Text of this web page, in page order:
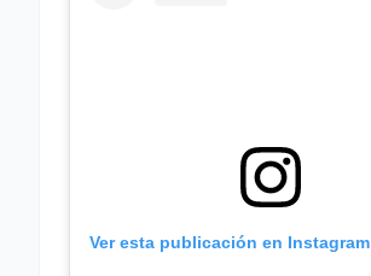
Ver esta publicación en Instagram